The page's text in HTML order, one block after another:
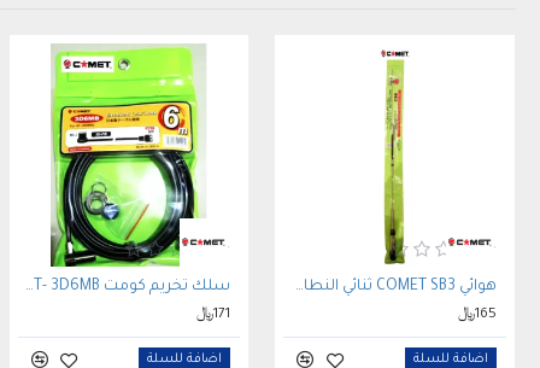
هوائي COMET SB3 ثنائي النطاق VHF/UHF للسيارات
165﷼
اضافة للسلة
سلك تخريم كومت COMET- 3D6MB
171﷼
اضافة للسلة